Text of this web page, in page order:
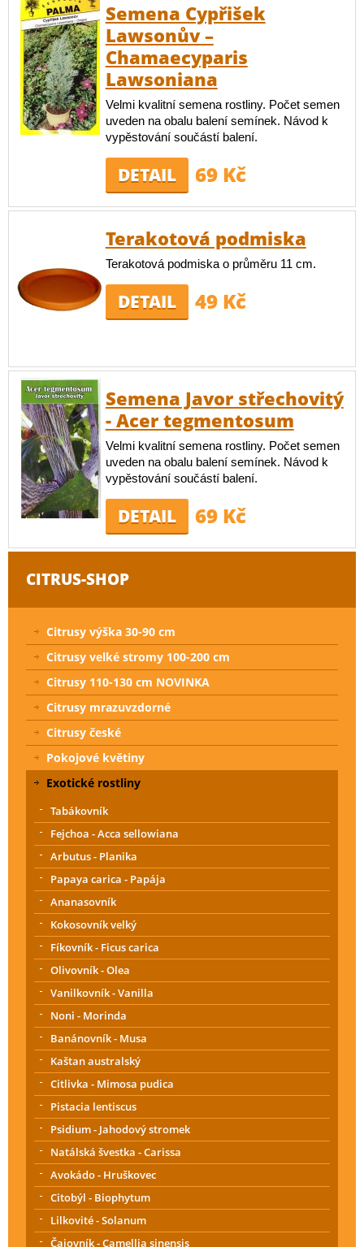
Semena Cypřišek
Lawsonův –
Chamaecyparis
Lawsoniana
Velmi kvalitní semena rostliny. Počet semen
uveden na obalu balení semínek. Návod k
vypěstování součástí balení.
DETAIL 69 Kč
Terakotová podmiska
Terakotová podmiska o průměru 11 cm.
DETAIL 49 Kč
Semena Javor střechovitý
- Acer tegmentosum
Velmi kvalitní semena rostliny. Počet semen
uveden na obalu balení semínek. Návod k
vypěstování součástí balení.
DETAIL 69 Kč
CITRUS-SHOP
Citrusy výška 30-90 cm
Citrusy velké stromy 100-200 cm
Citrusy 110-130 cm NOVINKA
Citrusy mrazuvzdorné
Citrusy české
Pokojové květiny
Exotické rostliny
Tabákovník
Fejchoa - Acca sellowiana
Arbutus - Planika
Papaya carica - Papája
Ananasovník
Kokosovník velký
Fíkovník - Ficus carica
Olivovník - Olea
Vanilkovník - Vanilla
Noni - Morinda
Banánovník - Musa
Kaštan australský
Citlivka - Mimosa pudica
Pistacia lentiscus
Psidium - Jahodový stromek
Natálská švestka - Carissa
Avokádo - Hruškovec
Citobýl - Biophytum
Lilkovité - Solanum
Čajovník - Camellia sinensis